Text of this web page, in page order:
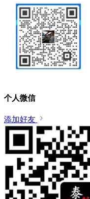
个人微信
添加好友